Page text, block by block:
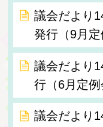
議会だより
発行（9月定
議会だより
行（6月定例
議会だより